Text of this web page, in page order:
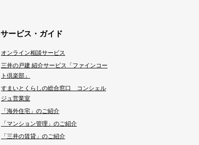
サービス・ガイド
オンライン相談サービス
三井の戸建 紹介サービス「ファインコー
ト倶楽部」
すまいとくらしの総合窓口 コンシェル
ジュ営業室
「海外住宅」のご紹介
「マンション管理」のご紹介
「三井の賃貸」のご紹介